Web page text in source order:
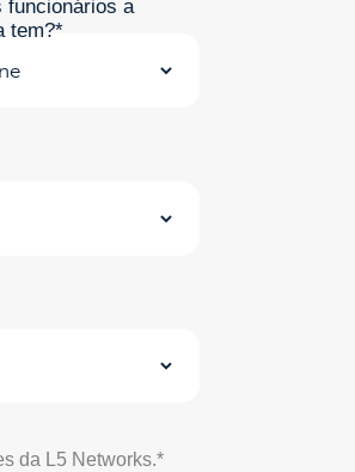
funcionários a
tem?*
da L5 Networks.*